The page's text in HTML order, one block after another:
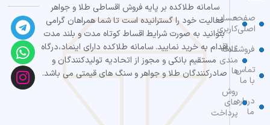
صفحه
اصلی
فروشگاه
تماس
با ما
درباره
ما
حساب
کاربری
علاقه
مندی
ها
روش
های
پرداخت
سامانه طلاکده بر پایه فروش اقساطی طلا و جواهر
فعالیت خود را گسترانیده است تا شما همراهان گرامی
بتوانید به صورت شرایط اقساط کوتاه مدت و بلند مدت
اقدام به خرید نمایید. سامانه طلاکده دارای اینماد،درگاه
مستقیم بانکی و مجوز از اتحادیه تولیدکنندگان و
صادرکنندگان طلا و جواهر و سنگ های قیمتی می باشد.